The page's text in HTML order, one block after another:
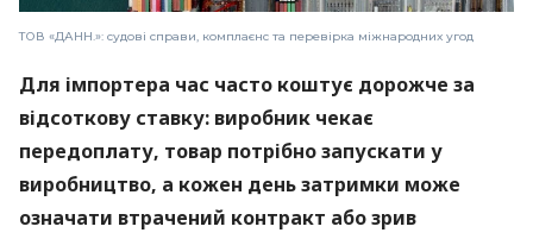
ТОВ «ДАНН.»: судові справи, комплаєнс та перевірка міжнародних угод
Для імпортера час часто коштує дорожче за
відсоткову ставку: виробник чекає
передоплату, товар потрібно запускати у
виробництво, а кожен день затримки може
означати втрачений контракт або зрив